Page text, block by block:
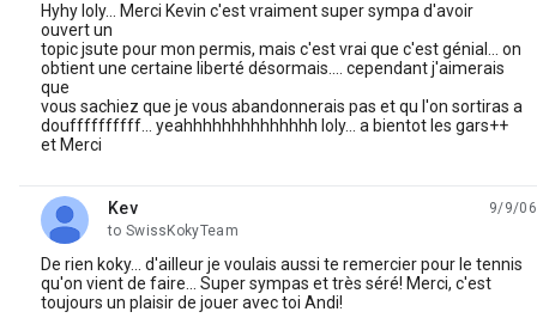
Hyhy loly... Merci Kevin c'est vraiment super sympa d'avoir
ouvert un
topic jsute pour mon permis, mais c'est vrai que c'est génial... on
obtient une certaine liberté désormais.... cependant j'aimerais
que
vous sachiez que je vous abandonnerais pas et qu l'on sortiras a
douffffffffff... yeahhhhhhhhhhhhhh loly... a bientot les gars++
et Merci
Kev
unread,
9/9/06
to SwissKokyTeam
De rien koky... d'ailleur je voulais aussi te remercier pour le tennis
qu'on vient de faire... Super sympas et très séré! Merci, c'est
toujours un plaisir de jouer avec toi Andi!